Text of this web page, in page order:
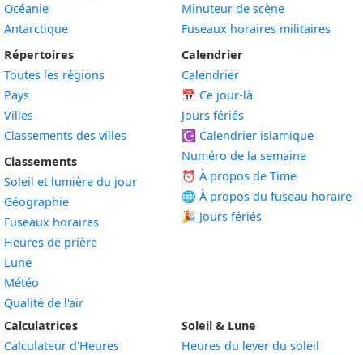
Océanie
Antarctique
Répertoires
Toutes les régions
Pays
Villes
Classements des villes
Classements
Soleil et lumière du jour
Géographie
Fuseaux horaires
Heures de prière
Lune
Météo
Qualité de l'air
Minuteur de scène
Fuseaux horaires militaires
Calendrier
Calendrier
📅 Ce jour-là
Jours fériés
☪️ Calendrier islamique
Numéro de la semaine
⏰ À propos de Time
🌐 À propos du fuseau horaire
🎉 Jours fériés
Calculatrices
Calculateur d'Heures
Soleil & Lune
Heures du lever du soleil